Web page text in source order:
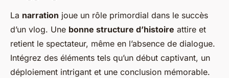
La narration joue un rôle primordial dans le succès
d’un vlog. Une bonne structure d’histoire attire et
retient le spectateur, même en l’absence de dialogue.
Intégrez des éléments tels qu’un début captivant, un
déploiement intrigant et une conclusion mémorable.